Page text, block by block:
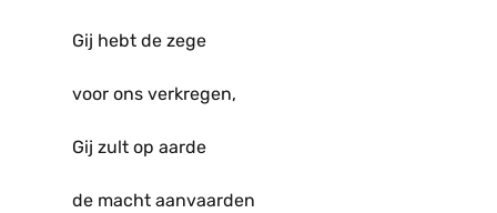
Gij hebt de zege
voor ons verkregen,
Gij zult op aarde
de macht aanvaarden